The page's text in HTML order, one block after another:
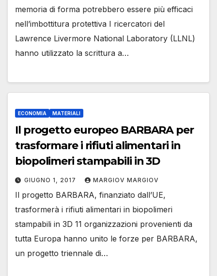
memoria di forma potrebbero essere più efficaci
nell’imbottitura protettiva I ricercatori del
Lawrence Livermore National Laboratory (LLNL)
hanno utilizzato la scrittura a…
ECONOMIA MATERIALI
Il progetto europeo BARBARA per
trasformare i rifiuti alimentari in
biopolimeri stampabili in 3D
GIUGNO 1, 2017 MARGIOV MARGIOV
Il progetto BARBARA, finanziato dall’UE,
trasformerà i rifiuti alimentari in biopolimeri
stampabili in 3D 11 organizzazioni provenienti da
tutta Europa hanno unito le forze per BARBARA,
un progetto triennale di…